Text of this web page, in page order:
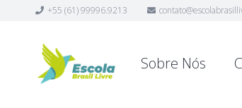
+55 (61) 99996.9213
Sobre Nós